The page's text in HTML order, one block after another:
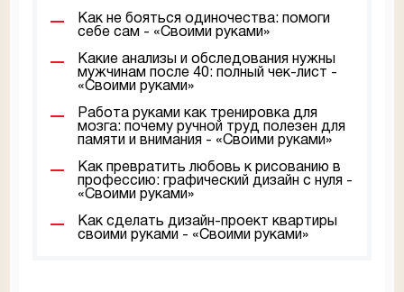
Как не бояться одиночества: помоги
себе сам - «Своими руками»
Какие анализы и обследования нужны
мужчинам после 40: полный чек-лист -
«Своими руками»
Работа руками как тренировка для
мозга: почему ручной труд полезен для
памяти и внимания - «Своими руками»
Как превратить любовь к рисованию в
профессию: графический дизайн с нуля -
«Своими руками»
Как сделать дизайн-проект квартиры
своими руками - «Своими руками»